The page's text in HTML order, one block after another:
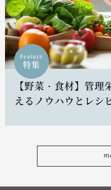
Feature
特集
【野菜・食材】管
えるノウハウとレシ